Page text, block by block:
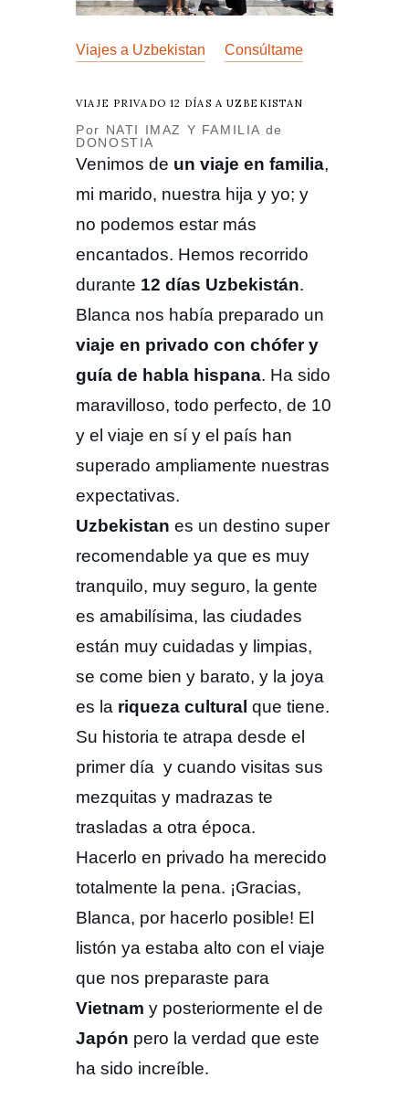
Viajes a Uzbekistan Consúltame
VIAJE PRIVADO 12 DÍAS A UZBEKISTAN
Por NATI IMAZ Y FAMILIA de
DONOSTIA
Venimos de un viaje en familia,
mi marido, nuestra hija y yo; y
no podemos estar más
encantados. Hemos recorrido
durante 12 días Uzbekistán.
Blanca nos había preparado un
viaje en privado con chófer y
guía de habla hispana. Ha sido
maravilloso, todo perfecto, de 10
y el viaje en sí y el país han
superado ampliamente nuestras
expectativas.
Uzbekistan es un destino super
recomendable ya que es muy
tranquilo, muy seguro, la gente
es amabilísima, las ciudades
están muy cuidadas y limpias,
se come bien y barato, y la joya
es la riqueza cultural que tiene.
Su historia te atrapa desde el
primer día y cuando visitas sus
mezquitas y madrazas te
trasladas a otra época.
Hacerlo en privado ha merecido
totalmente la pena. ¡Gracias,
Blanca, por hacerlo posible! El
listón ya estaba alto con el viaje
que nos preparaste para
Vietnam y posteriormente el de
Japón pero la verdad que este
ha sido increíble.